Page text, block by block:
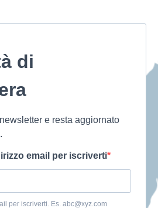
di
e resta aggiornato
email per iscriverti
per iscriverti. Es. abc@xyz.com